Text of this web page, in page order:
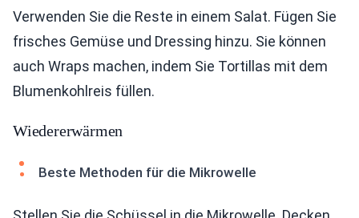
Verwenden Sie die Reste in einem Salat. Fügen Sie
frisches Gemüse und Dressing hinzu. Sie können
auch Wraps machen, indem Sie Tortillas mit dem
Blumenkohlreis füllen.
Wiedererwärmen
Beste Methoden für die Mikrowelle